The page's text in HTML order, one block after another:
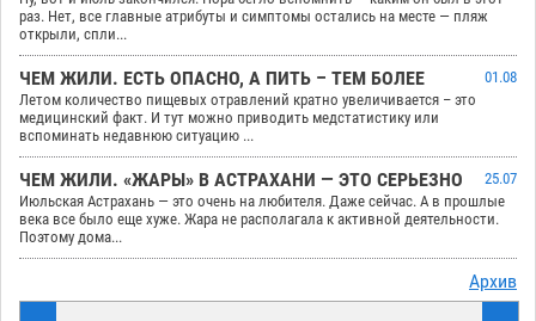
раз. Нет, все главные атрибуты и симптомы остались на месте — пляж
открыли, спли...
ЧЕМ ЖИЛИ. ЕСТЬ ОПАСНО, А ПИТЬ – ТЕМ БОЛЕЕ
01.08
Летом количество пищевых отравлений кратно увеличивается – это
медицинский факт. И тут можно приводить медстатистику или
вспоминать недавнюю ситуацию ...
ЧЕМ ЖИЛИ. «ЖАРЫ» В АСТРАХАНИ — ЭТО СЕРЬЕЗНО
25.07
Июльская Астрахань — это очень на любителя. Даже сейчас. А в прошлые
века все было еще хуже. Жара не располагала к активной деятельности.
Поэтому дома...
Архив